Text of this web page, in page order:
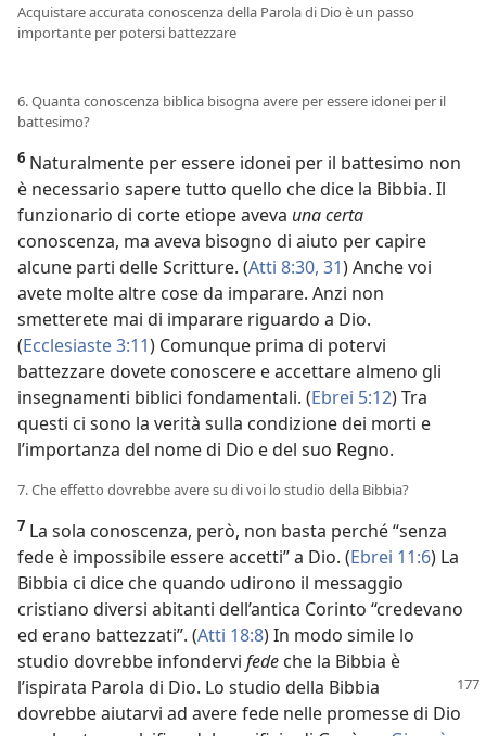
Acquistare accurata conoscenza della Parola di Dio è un passo
importante per potersi battezzare
6. Quanta conoscenza biblica bisogna avere per essere idonei per il
battesimo?
6 Naturalmente per essere idonei per il battesimo non
è necessario sapere tutto quello che dice la Bibbia. Il
funzionario di corte etiope aveva una certa
conoscenza, ma aveva bisogno di aiuto per capire
alcune parti delle Scritture. (Atti 8:30, 31) Anche voi
avete molte altre cose da imparare. Anzi non
smetterete mai di imparare riguardo a Dio.
(Ecclesiaste 3:11) Comunque prima di potervi
battezzare dovete conoscere e accettare almeno gli
insegnamenti biblici fondamentali. (Ebrei 5:12) Tra
questi ci sono la verità sulla condizione dei morti e
l’importanza del nome di Dio e del suo Regno.
7. Che effetto dovrebbe avere su di voi lo studio della Bibbia?
7 La sola conoscenza, però, non basta perché “senza
fede è impossibile essere accetti” a Dio. (Ebrei 11:6) La
Bibbia ci dice che quando udirono il messaggio
cristiano diversi abitanti dell’antica Corinto “credevano
ed erano battezzati”. (Atti 18:8) In modo simile lo
studio dovrebbe infondervi fede che la Bibbia è
l’ispirata Parola di Dio. Lo studio della Bibbia
dovrebbe aiutarvi ad avere fede nelle promesse di Dio